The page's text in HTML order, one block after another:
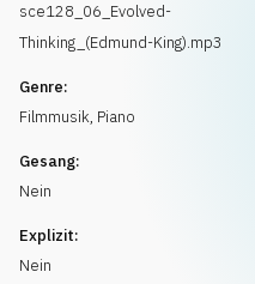
sce128_06_Evolved-
Thinking_(Edmund-King).mp3
Genre:
Filmmusik, Piano
Gesang:
Nein
Explizit:
Nein